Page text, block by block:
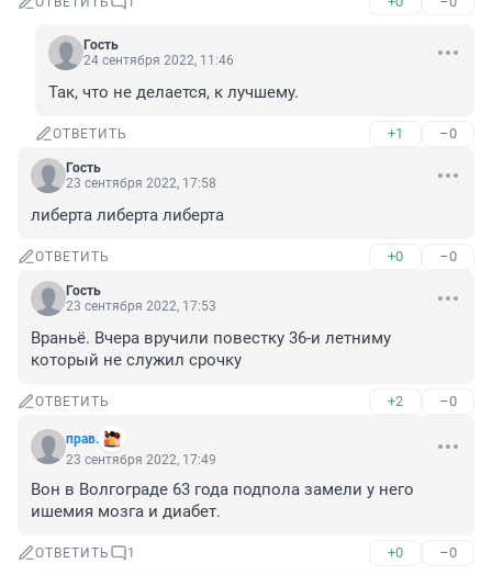
Гость
24 сентября 2022, 11:46
Так, что не делается, к лучшему.
ОТВЕТИТЬ +1 –0
Гость
23 сентября 2022, 17:58
либерта либерта либерта
ОТВЕТИТЬ +0 –0
Гость
23 сентября 2022, 17:53
Враньё. Вчера вручили повестку 36-и летниму
который не служил срочку
ОТВЕТИТЬ +2 –0
прав.
23 сентября 2022, 17:49
Вон в Волгограде 63 года подпола замели у него
ишемия мозга и диабет.
ОТВЕТИТЬ 1 +0 –0